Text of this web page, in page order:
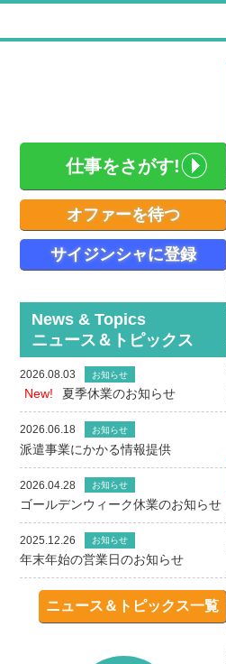
仕事をさがす!
オファーを待つ
サイジンシャに登録
News & Topics
ニュース＆トピックス
2026.08.03 お知らせ
New! 夏季休業のお知らせ
2026.06.18 お知らせ
派遣事業にかかる情報提供
2026.04.28 お知らせ
ゴールデンウィーク休業のお知らせ
2025.12.26 お知らせ
年末年始の営業日のお知らせ
ニュース＆トピックス一覧